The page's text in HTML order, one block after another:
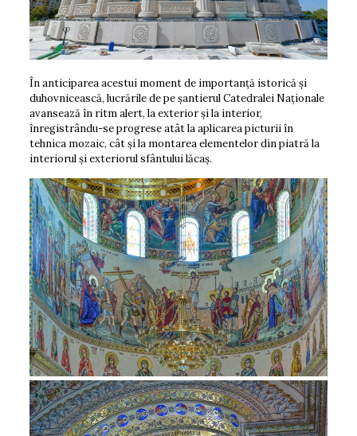
În anticiparea acestui moment de importanță istorică și
duhovnicească, lucrările de pe șantierul Catedralei Naționale
avansează în ritm alert, la exterior și la interior,
înregistrându-se progrese atât la aplicarea picturii în
tehnica mozaic, cât și la montarea elementelor din piatră la
interiorul şi exteriorul sfântului lăcaș.